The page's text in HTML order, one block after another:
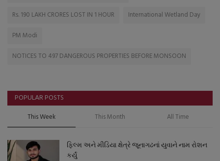
Rs. 190 LAKH CRORES LOST IN 1 HOUR
International Wetland Day
PM Modi
NOTICES TO 497 DANGEROUS PROPERTIES BEFORE MONSOON
POPULAR POSTS
This Week This Month All Time
ફિલ્મ અને મીડિયા ક્ષેત્રે જૂનાગઢનાં યુવાને નામ રોશન
કર્યું